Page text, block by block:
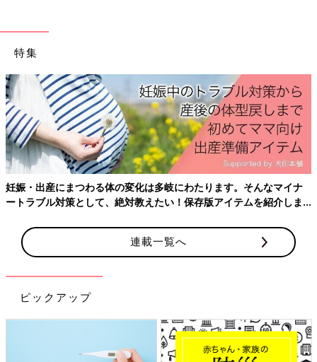
特集
妊娠・出産にまつわる体の変化は多岐にわたります。そんなマイナ
ートラブル対策として、絶対教えたい！保存版アイテムを紹介しま
連載一覧へ
ピックアップ